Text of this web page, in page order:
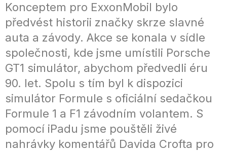
Konceptem pro ExxonMobil bylo
předvést historii značky skrze slavné
auta a závody. Akce se konala v sídle
společnosti, kde jsme umístili Porsche
GT1 simulátor, abychom předvedli éru
90. let. Spolu s tím byl k dispozici
simulátor Formule s oficiální sedačkou
Formule 1 a F1 závodním volantem. S
pomocí iPadu jsme pouštěli živé
nahrávky komentářů Davida Crofta pro